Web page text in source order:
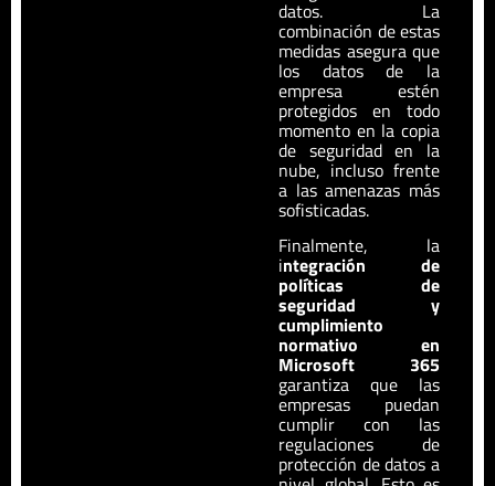
datos. La
combinación de estas
medidas asegura que
los datos de la
empresa estén
protegidos en todo
momento en la copia
de seguridad en la
nube, incluso frente
a las amenazas más
sofisticadas.
Finalmente, la
integración de
políticas de
seguridad y
cumplimiento
normativo en
Microsoft 365
garantiza que las
empresas puedan
cumplir con las
regulaciones de
protección de datos a